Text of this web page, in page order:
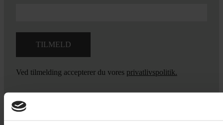
Ved tilmelding accepterer du vores privatlivspolitik.